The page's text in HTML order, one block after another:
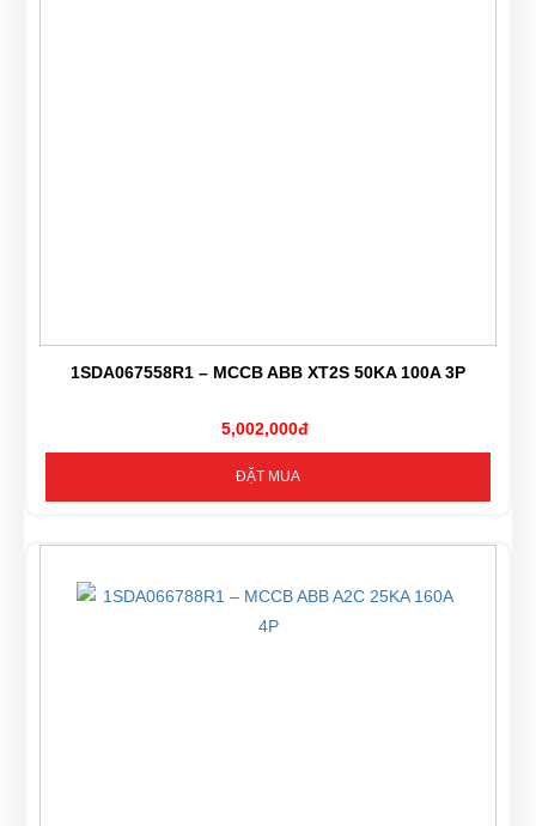
1SDA067558R1 – MCCB ABB XT2S 50KA 100A 3P
5,002,000đ
ĐẶT MUA